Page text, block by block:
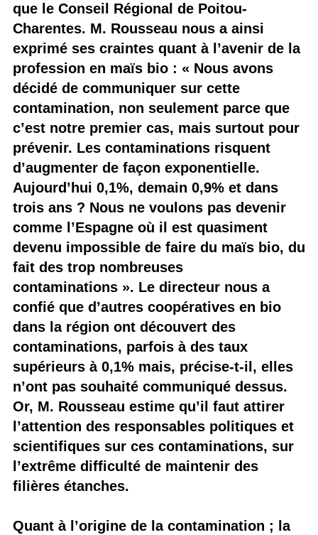
que le Conseil Régional de Poitou-
Charentes. M. Rousseau nous a ainsi
exprimé ses craintes quant à l’avenir de la
profession en maïs bio : « Nous avons
décidé de communiquer sur cette
contamination, non seulement parce que
c’est notre premier cas, mais surtout pour
prévenir. Les contaminations risquent
d’augmenter de façon exponentielle.
Aujourd’hui 0,1%, demain 0,9% et dans
trois ans ? Nous ne voulons pas devenir
comme l’Espagne où il est quasiment
devenu impossible de faire du maïs bio, du
fait des trop nombreuses
contaminations ». Le directeur nous a
confié que d’autres coopératives en bio
dans la région ont découvert des
contaminations, parfois à des taux
supérieurs à 0,1% mais, précise-t-il, elles
n’ont pas souhaité communiqué dessus.
Or, M. Rousseau estime qu’il faut attirer
l’attention des responsables politiques et
scientifiques sur ces contaminations, sur
l’extrême difficulté de maintenir des
filières étanches.
Quant à l’origine de la contamination ; la